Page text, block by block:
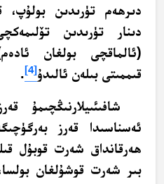
دىرھەم تۈرىدىن بولۇپ،
دىنار تۈرىدىن
(ئالماقچى بولغان
قىممىتى بىلەن ئالىدۇ[4]
.
شافىئىيلارنىڭچىمۇ
ئەسناسىدا قەرز
ھەرقانداق شەرت قوبۇل
بىر شەرت قوشۇلغان